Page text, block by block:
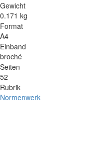
Gewicht
0.171 kg
Format
A4
Einband
broché
Seiten
52
Rubrik
Normenwerk